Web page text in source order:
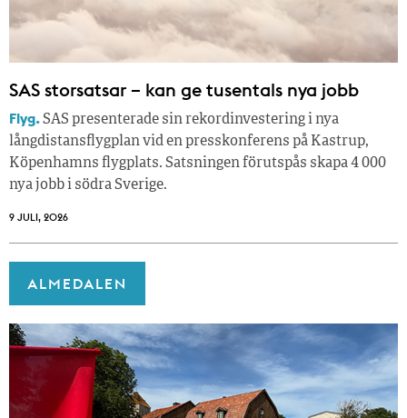
SAS storsatsar – kan ge tusentals nya jobb
Flyg.SAS presenterade sin rekordinvestering i nya
långdistansflygplan vid en presskonferens på Kastrup,
Köpenhamns flygplats. Satsningen förutspås skapa 4 000
nya jobb i södra Sverige.
9 JULI, 2026
ALMEDALEN